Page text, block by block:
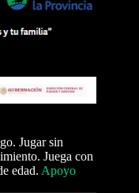
Jugar sin
Juega con
edad. Apoyo